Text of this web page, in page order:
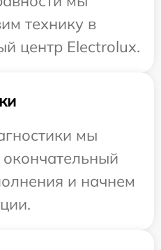
технику в
центр Electrolux.
мы
и начнем